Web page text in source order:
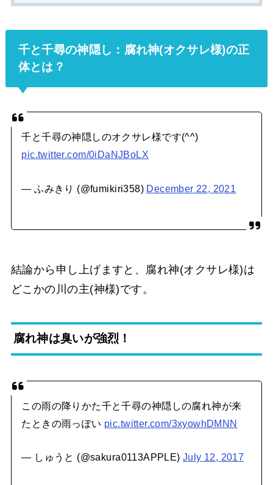
千と千尋の神隠し：腐れ神(オクサレ様)の正
体とは？
千と千尋の神隠しのオクサレ様です(^^)
pic.twitter.com/0iDaNJBoLX
— ふみきり (@fumikiri358) December 22, 2021
結論から申し上げますと、腐れ神(オクサレ様)は
どこかの川の主(神様)です。
腐れ神は臭いが強烈！
この雨の降りかた千と千尋の神隠しの腐れ神が来
たときの雨っぽい pic.twitter.com/3xyowhDMNN
— しゅうと (@sakura0113APPLE) July 12, 2017